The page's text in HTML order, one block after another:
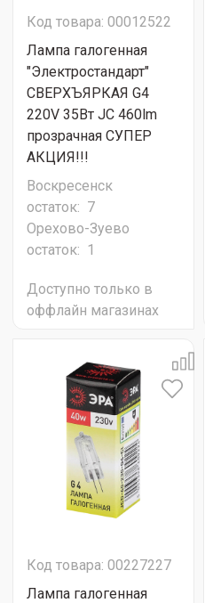
Код товара: 00012522
Лампа галогенная
"Электростандарт"
СВЕРХЪЯРКАЯ G4
220V 35Вт JC 460lm
прозрачная СУПЕР
АКЦИЯ!!!
Воскресенск
остаток: 7
Орехово-Зуево
остаток: 1
Доступно только в
оффлайн магазинах
Код товара: 00227227
Лампа галогенная